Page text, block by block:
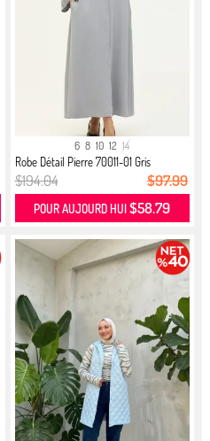
6 8 10 12 14
Robe Détail Pierre 70011-01 Gris
$194.04 $97.99
POUR AUJOURD HUI$58.79